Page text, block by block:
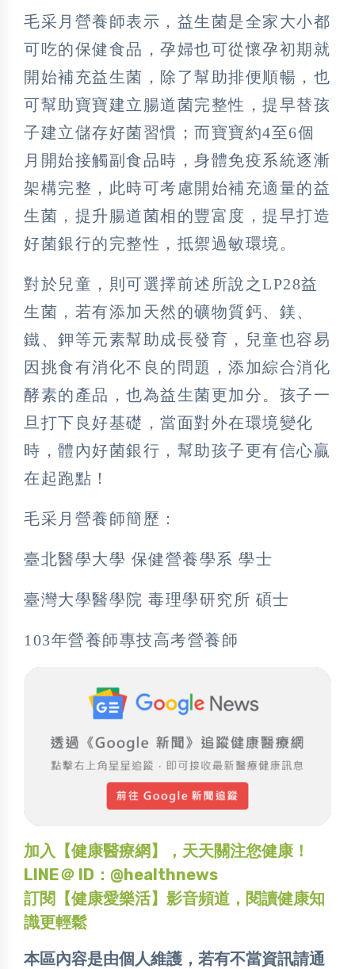
毛采月營養師表示，益生菌是全家大小都
可吃的保健食品，孕婦也可從懷孕初期就
開始補充益生菌，除了幫助排便順暢，也
可幫助寶寶建立腸道菌完整性，提早替孩
子建立儲存好菌習慣；而寶寶約4至6個
月開始接觸副食品時，身體免疫系統逐漸
架構完整，此時可考慮開始補充適量的益
生菌，提升腸道菌相的豐富度，提早打造
好菌銀行的完整性，抵禦過敏環境。
對於兒童，則可選擇前述所說之LP28益
生菌，若有添加天然的礦物質鈣、鎂、
鐵、鉀等元素幫助成長發育，兒童也容易
因挑食有消化不良的問題，添加綜合消化
酵素的產品，也為益生菌更加分。孩子一
旦打下良好基礎，當面對外在環境變化
時，體內好菌銀行，幫助孩子更有信心贏
在起跑點！
毛采月營養師簡歷：
臺北醫學大學 保健營養學系 學士
臺灣大學醫學院 毒理學研究所 碩士
103年營養師專技高考營養師
加入【健康醫療網】，天天關注您健康！
LINE＠ ID：@healthnews
訂閱【健康愛樂活】影音頻道，閱讀健康知
識更輕鬆
本區內容是由個人維護，若有不當資訊請通